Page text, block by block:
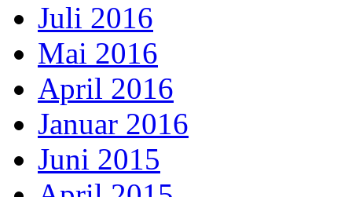
Juli 2016
Mai 2016
April 2016
Januar 2016
Juni 2015